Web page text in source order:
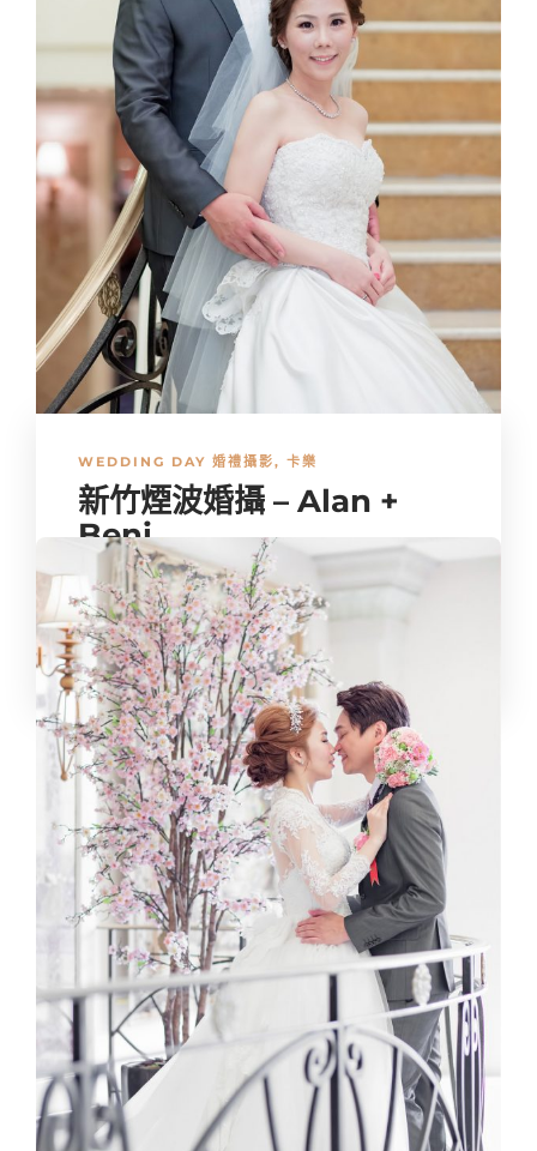
WEDDING DAY 婚禮攝影, 卡樂
新竹煙波婚攝 – Alan +
Beni
攝影師：KaLove Wedding 廖益新 宴客場地：新竹煙波大
飯店 主持：Carrie 婚攝卡樂作品網站：https://kalove.tw/
婚攝卡樂粉絲...
kalove,11 年 ago 1 min